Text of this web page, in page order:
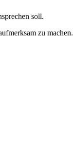
soll.
zu machen.